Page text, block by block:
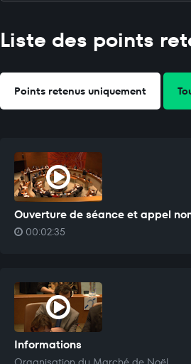
Liste des points
Points retenus uniquement
Ouverture de séance et appel
00:02:35
Informations